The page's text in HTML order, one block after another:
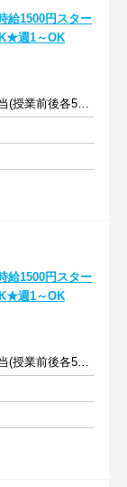
給1500円スター
週1～OK
1コマ(90分)2465円~※コマ手当(授業前後各5分相当)215円含む
給1500円スター
週1～OK
1コマ(90分)2465円~※コマ手当(授業前後各5分相当)215円含む